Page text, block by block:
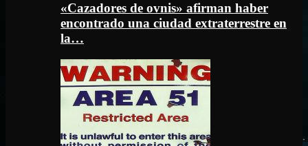
«Cazadores de ovnis» afirman haber
encontrado una ciudad extraterrestre en
la…